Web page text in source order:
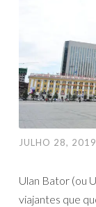
JULHO 28, 2019
Ulan Bator (ou
viajantes que